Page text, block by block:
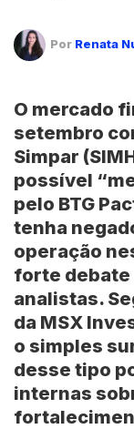
Por Renata
O mercado
setembro
Simpar
possível
pelo BTG
tenha
operação
forte
analistas.
da MSX
o simples
desse tipo
internas